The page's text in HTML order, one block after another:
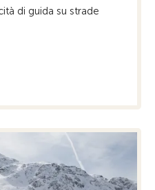
di guida su strade